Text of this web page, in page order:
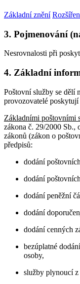
Základní znění
3. Pojmenování
Nesrovnalosti při
4. Základní
Poštovní služby se dělí
provozovatelé
Základními poštovními
zákona č. 29/2000 Sb.,
zákonů (zákon o
předpisů:
dodání
dodání
dodání peněžní
dodání
dodání cenných
bezúplatné
osoby,
služby plynoucí z